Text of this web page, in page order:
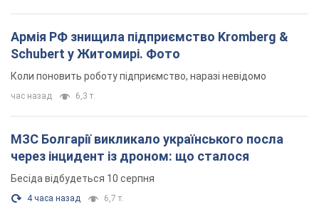
Армія РФ знищила підприємство Kromberg &
Schubert у Житомирі. Фото
Коли поновить роботу підприємство, наразі невідомо
час назад 6,3 т.
МЗС Болгарії викликало українського посла
через інцидент із дроном: що сталося
Бесіда відбудеться 10 серпня
4 часа назад 6,7 т.